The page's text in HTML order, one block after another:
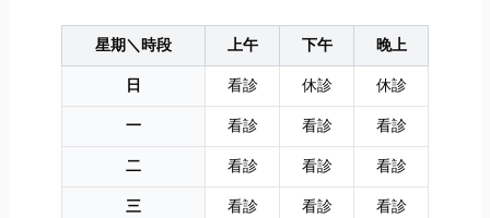
星期＼時段 上午 下午
晚上
日
看診 休診
休診
一
看診 看診
看診
二
看診 看診
看診
三
看診 看診
看診